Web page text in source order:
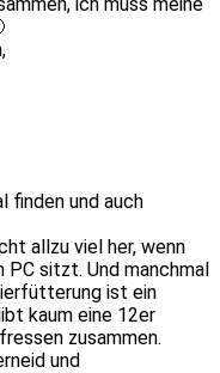
finden und auch
allzu viel her, wenn
sitzt. Und manchmal
ist ein
kaum eine 12er
zusammen.
und